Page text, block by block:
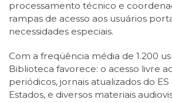
processamento técnico e
rampas de acesso aos usuários
necessidades especiais.
Com a freqüência média de 1.200
Biblioteca favorece: o acesso livre
periódicos, jornais atualizados do
Estados, e diversos materiais